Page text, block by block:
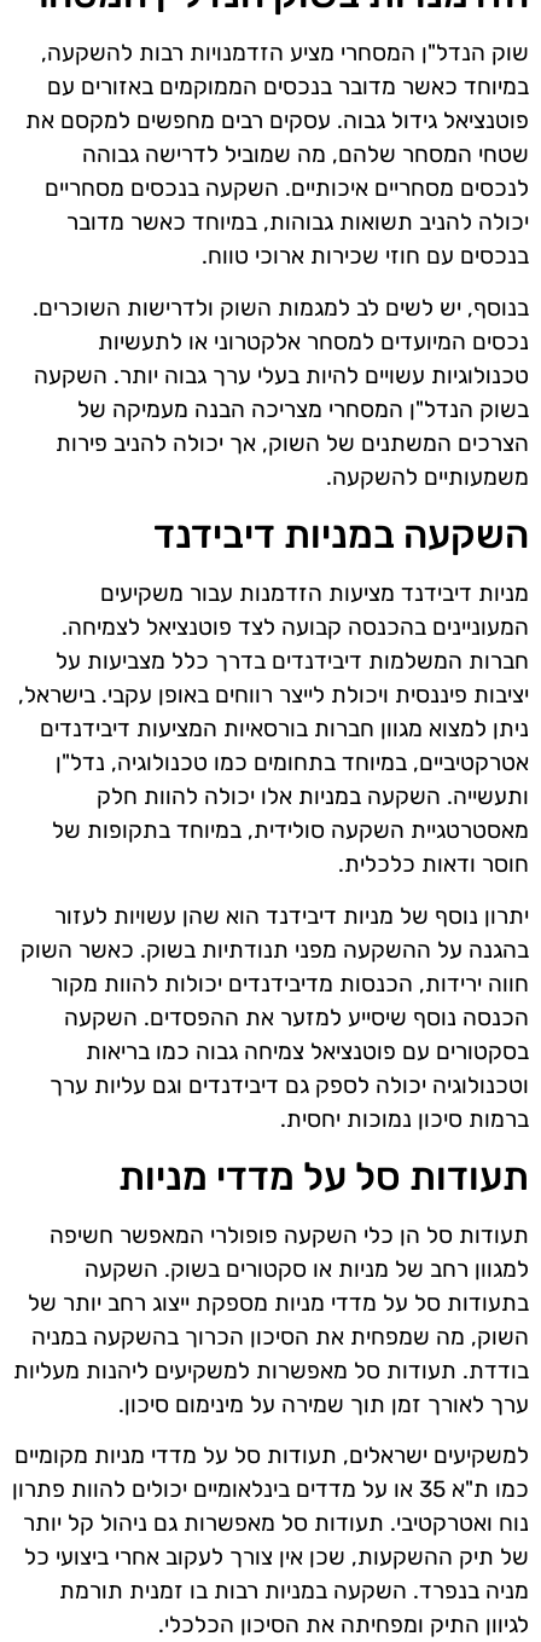
שוק הנדל"ן המסחרי מציע הזדמנויות רבות להשקעה,
במיוחד כאשר מדובר בנכסים הממוקמים באזורים עם
פוטנציאל גידול גבוה. עסקים רבים מחפשים למקסם את
שטחי המסחר שלהם, מה שמוביל לדרישה גבוהה
לנכסים מסחריים איכותיים. השקעה בנכסים מסחריים
יכולה להניב תשואות גבוהות, במיוחד כאשר מדובר
בנכסים עם חוזי שכירות ארוכי טווח.
בנוסף, יש לשים לב למגמות השוק ולדרישות השוכרים.
נכסים המיועדים למסחר אלקטרוני או לתעשיות
טכנולוגיות עשויים להיות בעלי ערך גבוה יותר. השקעה
בשוק הנדל"ן המסחרי מצריכה הבנה מעמיקה של
הצרכים המשתנים של השוק, אך יכולה להניב פירות
משמעותיים להשקעה.
השקעה במניות דיבידנד
מניות דיבידנד מציעות הזדמנות עבור משקיעים
המעוניינים בהכנסה קבועה לצד פוטנציאל לצמיחה.
חברות המשלמות דיבידנדים בדרך כלל מצביעות על
יציבות פיננסית ויכולת לייצר רווחים באופן עקבי. בישראל,
ניתן למצוא מגוון חברות בורסאיות המציעות דיבידנדים
אטרקטיביים, במיוחד בתחומים כמו טכנולוגיה, נדל"ן
ותעשייה. השקעה במניות אלו יכולה להוות חלק
מאסטרטגיית השקעה סולידית, במיוחד בתקופות של
חוסר ודאות כלכלית.
יתרון נוסף של מניות דיבידנד הוא שהן עשויות לעזור
בהגנה על ההשקעה מפני תנודתיות בשוק. כאשר השוק
חווה ירידות, הכנסות מדיבידנדים יכולות להוות מקור
הכנסה נוסף שיסייע למזער את ההפסדים. השקעה
בסקטורים עם פוטנציאל צמיחה גבוה כמו בריאות
וטכנולוגיה יכולה לספק גם דיבידנדים וגם עליות ערך
ברמות סיכון נמוכות יחסית.
תעודות סל על מדדי מניות
תעודות סל הן כלי השקעה פופולרי המאפשר חשיפה
למגוון רחב של מניות או סקטורים בשוק. השקעה
בתעודות סל על מדדי מניות מספקת ייצוג רחב יותר של
השוק, מה שמפחית את הסיכון הכרוך בהשקעה במניה
בודדת. תעודות סל מאפשרות למשקיעים ליהנות מעליות
ערך לאורך זמן תוך שמירה על מינימום סיכון.
למשקיעים ישראלים, תעודות סל על מדדי מניות מקומיים
כמו ת"א 35 או על מדדים בינלאומיים יכולים להוות פתרון
נוח ואטרקטיבי. תעודות סל מאפשרות גם ניהול קל יותר
של תיק ההשקעות, שכן אין צורך לעקוב אחרי ביצועי כל
מניה בנפרד. השקעה במניות רבות בו זמנית תורמת
לגיוון התיק ומפחיתה את הסיכון הכלכלי.